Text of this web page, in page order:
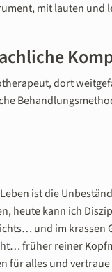
mit lauten
dort
ist die
heute kann ich
und im krassen
früher reiner
für alles und